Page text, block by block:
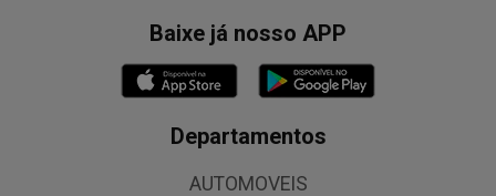
Baixe já nosso APP
Departamentos
AUTOMOVEIS